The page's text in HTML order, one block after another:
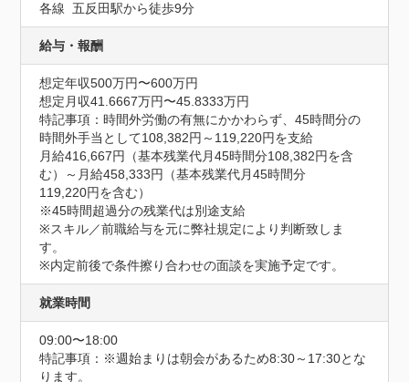
各線  五反田駅から徒歩9分
給与・報酬
想定年収500万円〜600万円
想定月収41.6667万円〜45.8333万円
特記事項：時間外労働の有無にかかわらず、45時間分の
時間外手当として108,382円～119,220円を支給
月給416,667円（基本残業代月45時間分108,382円を含
む）～月給458,333円（基本残業代月45時間分
119,220円を含む）
※45時間超過分の残業代は別途支給
※スキル／前職給与を元に弊社規定により判断致しま
す。
※内定前後で条件擦り合わせの面談を実施予定です。
就業時間
09:00〜18:00
特記事項：※週始まりは朝会があるため8:30～17:30とな
ります。